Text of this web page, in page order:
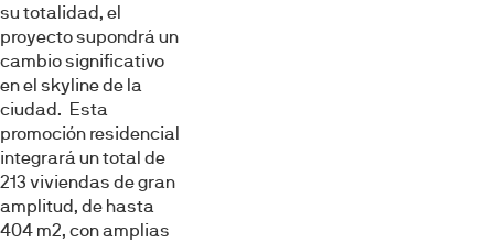
su totalidad, el
proyecto supondrá un
cambio significativo
en el skyline de la
ciudad. Esta
promoción residencial
integrará un total de
213 viviendas de gran
amplitud, de hasta
404 m2, con amplias